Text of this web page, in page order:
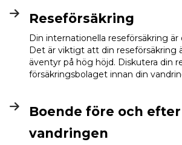
Reseförsäkring
Din internationella reseförsäkring
Det är viktigt att din reseförsäkring
äventyr på hög höjd. Diskutera din
försäkringsbolaget innan din
Boende före och efter
vandringen